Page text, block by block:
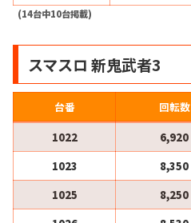
(14台中10台掲載)
スマスロ 新鬼武者3
台番 回転数
1022
6,920
1023
8,350
1025
8,250